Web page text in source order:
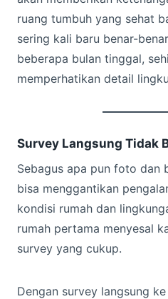
ruang tumbuh yang sehat
sering kali baru benar-
beberapa bulan tinggal,
memperhatikan detail
Survey Langsung Tidak
Sebagus apa pun foto dan
bisa menggantikan
kondisi rumah dan
rumah pertama menyesal
survey yang cukup.
Dengan survey langsung